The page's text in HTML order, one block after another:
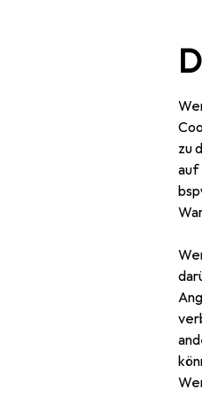
zu
auf
Navigation nach Kategorien